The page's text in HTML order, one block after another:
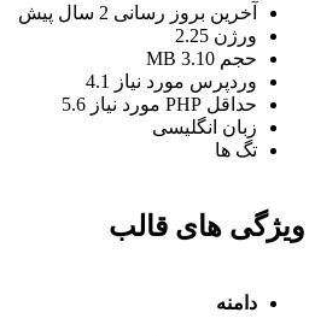
آخرین بروز رسانی 2 سال پیش
ورژن 2.25
حجم 3.10 MB
وردپرس مورد نیاز
4.1
حداقل PHP مورد نیاز
5.6
زبان انگلیسی
تگ ها
ویژگی های قالب
دامنه